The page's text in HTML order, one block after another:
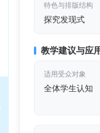
特色与排版结构
探究发现式
教学建议与应
适用受众对象
全体学生认知